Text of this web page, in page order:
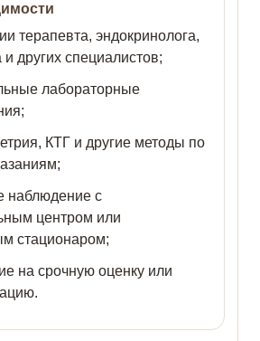
терапевта, эндокринолога,
и других специалистов;
лабораторные
КТГ и другие методы по
наблюдение с
центром или
стационаром;
на срочную оценку или